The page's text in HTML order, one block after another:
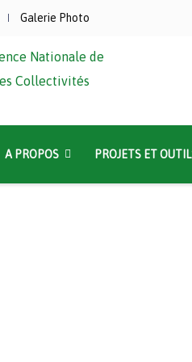
Galerie Photo
A PROPOS PROJETS ET